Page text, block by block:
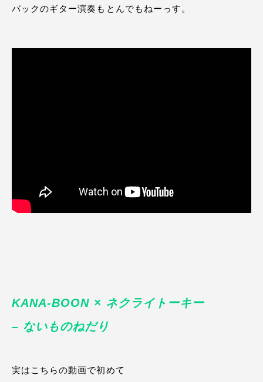
バックのギター演奏もとんでもねーっす。
KANA-BOON × ネクライトーキー
– ないものねだり
実はこちらの動画で初めて